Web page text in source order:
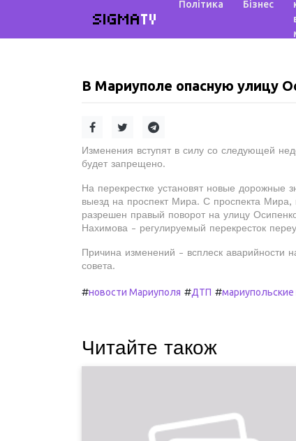
SIGMATV
Політика Бізнес
В Мариуполе опасную улицу
Изменения вступят в силу со следующей
будет запрещено.
На перекрестке установят новые дорожные
выезд на проспект Мира. С проспекта Мира,
разрешен правый поворот на улицу
Нахимова - регулируемый перекресток
Причина изменений - всплеск аварийности
совета.
#новости Мариуполя #ДТП #мариупольские
Читайте також